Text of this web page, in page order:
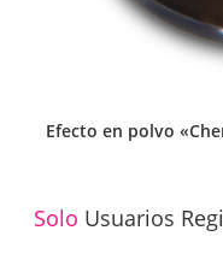
Efecto en polvo
Solo Usuarios